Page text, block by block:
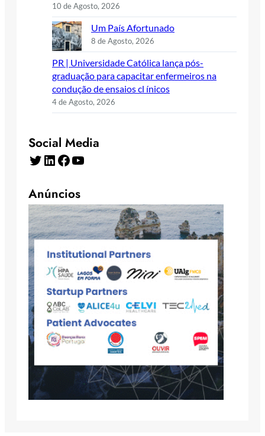
10 de Agosto, 2026
Um País Afortunado
8 de Agosto, 2026
PR | Universidade Católica lança pós-
graduação para capacitar enfermeiros na
condução de ensaios cl ínicos
4 de Agosto, 2026
Social Media
Twitter LinkedIn Facebook YouTube
Anúncios